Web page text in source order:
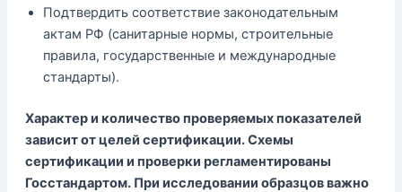
Подтвердить соответствие законодательным
актам РФ (санитарные нормы, строительные
правила, государственные и международные
стандарты).
Характер и количество проверяемых показателей
зависит от целей сертификации. Схемы
сертификации и проверки регламентированы
Госстандартом. При исследовании образцов важно